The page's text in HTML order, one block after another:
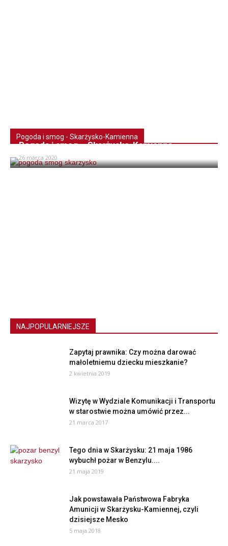
Pogoda i smog - Skarżysko-Kamienna
Pogoda i smog – Skarżysko-Kamienna
26 marca 2020
NAJPOPULARNIEJSZE
Zapytaj prawnika: Czy można darować
małoletniemu dziecku mieszkanie?
2 kwietnia 2019
Wizytę w Wydziale Komunikacji i Transportu
w starostwie można umówić przez...
21 marca 2017
Tego dnia w Skarżysku: 21 maja 1986
wybuchł pożar w Benzylu....
21 maja 2019
Jak powstawała Państwowa Fabryka
Amunicji w Skarżysku-Kamiennej, czyli
dzisiejsze Mesko
5 maja 2018